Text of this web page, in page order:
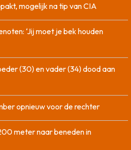
mogelijk na tip van CIA
‘Jij moet je bek houden
(30) en vader (34) dood aan
opnieuw voor de rechter
meter naar beneden in